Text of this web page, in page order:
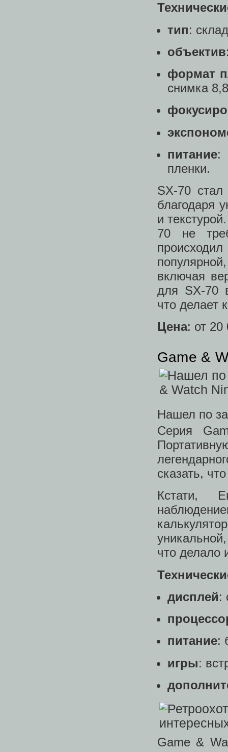
тип:
объектив
формат
снимка
питание:
пленки.
SX-70
благодаря
и
70 не
включая
для SX-70
что делает
Цена: от 20
Game &
Нашел по
Серия
сказать,
Кстати,
что делало
дисплей:
питание:
игры:
Game &